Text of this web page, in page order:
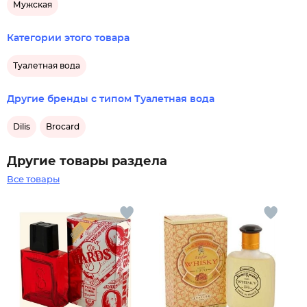
Мужская
Категории этого товара
Туалетная вода
Другие бренды с типом Туалетная вода
Dilis Brocard
Другие товары раздела
Все товары